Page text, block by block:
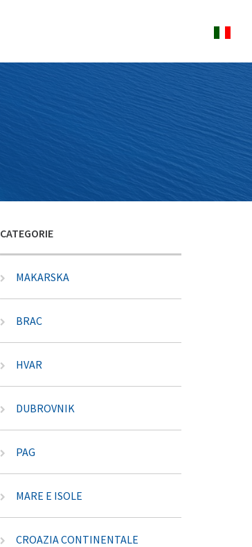
CATEGORIE
MAKARSKA
BRAC
HVAR
DUBROVNIK
PAG
MARE E ISOLE
CROAZIA CONTINENTALE